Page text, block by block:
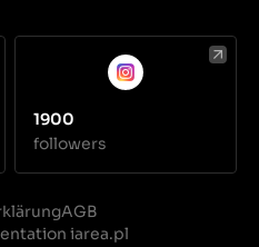
1900
followers
AGB
iarea.pl